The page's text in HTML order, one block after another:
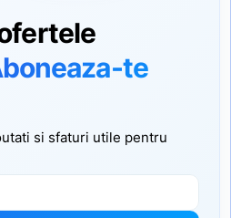
te
si sfaturi utile pentru